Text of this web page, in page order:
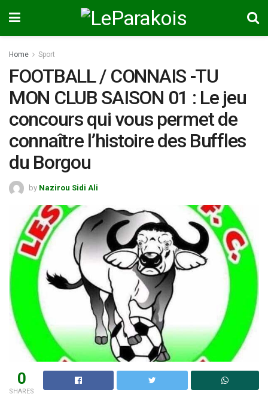
Home Sport
FOOTBALL / CONNAIS -TU
MON CLUB SAISON 01 : Le jeu
concours qui vous permet de
connaître l’histoire des Buffles
du Borgou
by Nazirou Sidi Ali
0
SHARES